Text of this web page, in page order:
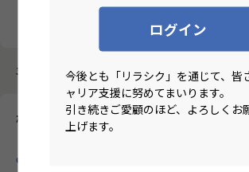
ログイン
今後とも「リラシク」を通じて、皆
ャリア支援に努めてまいります。
引き続きご愛顧のほど、よろしくお
上げます。
3987件中 3201件～3210件
株式会社アピリッツ
eb／ゲーム両軸で安定経営・スタンダード上